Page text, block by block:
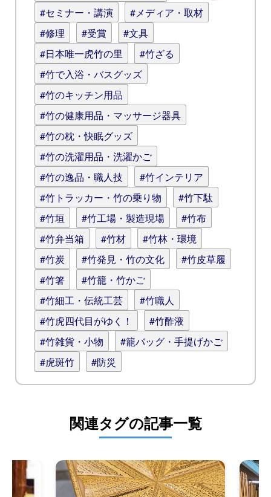
#セミナー・講演
#メディア・取材
#修理
#受賞
#文具
#日本唯一虎竹の里
#竹ざる
#竹で入浴・バスグッズ
#竹のキッチン用品
#竹の健康用品・マッサージ器具
#竹の枕・快眠グッズ
#竹の洗濯用品・洗濯かご
#竹の逸品・職人技
#竹インテリア
#竹トラッカー・竹の乗り物
#竹下駄
#竹垣
#竹工場・製造現場
#竹布
#竹弁当箱
#竹材
#竹林・環境
#竹炭
#竹発見・竹の文化
#竹皮草履
#竹箸
#竹籠・竹かご
#竹細工・伝統工芸
#竹職人
#竹虎四代目がゆく！
#竹酢液
#竹雑貨・小物
#籠バッグ・手提げかご
#虎斑竹
#防災
関連タグの記事一覧